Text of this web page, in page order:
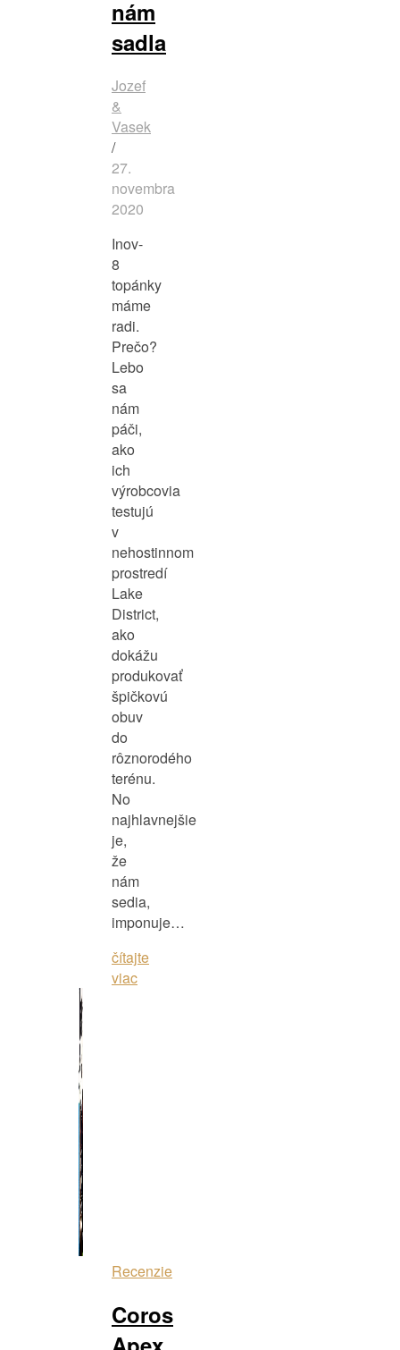
nám
sadla
Jozef
&
Vasek
/
27.
novembra
2020
Inov-
8
topánky
máme
radi.
Prečo?
Lebo
sa
nám
páči,
ako
ich
výrobcovia
testujú
v
nehostinnom
prostredí
Lake
District,
ako
dokážu
produkovať
špičkovú
obuv
do
rôznorodého
terénu.
No
najhlavnejšie
je,
že
nám
sedia,
imponuje…
čítajte
viac
Recenzie
Coros